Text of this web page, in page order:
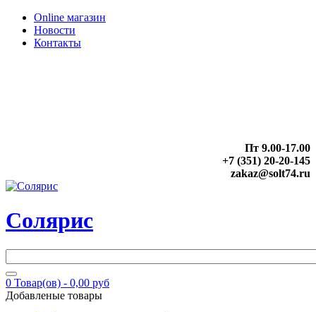
Online магазин
Новости
Контакты
Пт 9.00-17.00
+7 (351) 20-20-145
zakaz@solt74.ru
Солярис
0 Товар(ов) - 0,00 руб
Добавленые товары